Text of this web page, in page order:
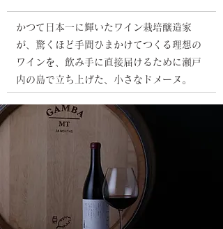
かつて日本一に輝いたワイン栽培醸造家
が、驚くほど手間ひまかけてつくる理想の
ワインを、飲み手に直接届けるために瀬戸
内の島で立ち上げた、小さなドメーヌ。